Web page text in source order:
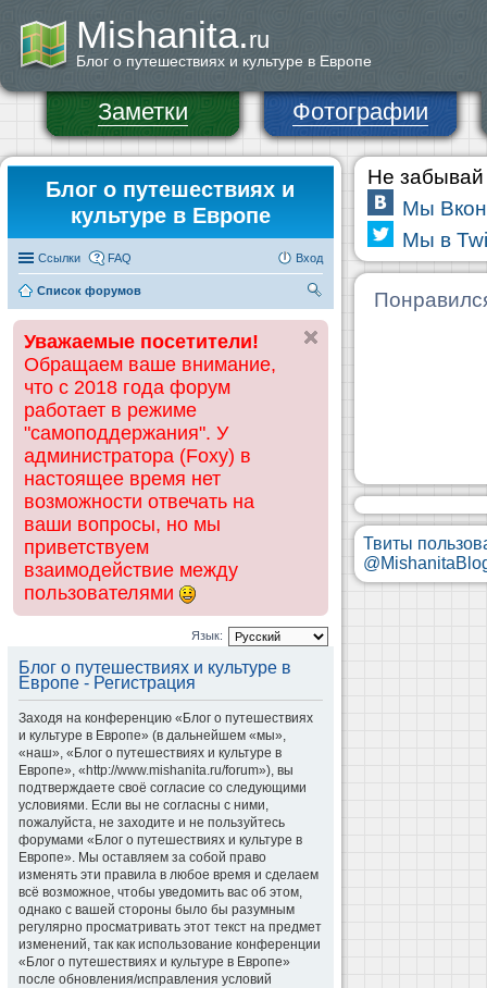
Mishanita.ru
Блог о путешествиях и культуре в Европе
Заметки Фотографии
Блог о путешествиях и
культуре в Европе
Ссылки FAQ Вход
Список форумов
ск
Уважаемые посетители!
Обращаем ваше внимание,
что с 2018 года форум
работает в режиме
"самоподдержания". У
администратора (Foxy) в
настоящее время нет
возможности отвечать на
ваши вопросы, но мы
приветствуем
взаимодействие между
пользователями
Язык:
Блог о путешествиях и культуре в
Европе - Регистрация
Заходя на конференцию «Блог о путешествиях
и культуре в Европе» (в дальнейшем «мы»,
«наш», «Блог о путешествиях и культуре в
Европе», «http://www.mishanita.ru/forum»), вы
подтверждаете своё согласие со следующими
условиями. Если вы не согласны с ними,
пожалуйста, не заходите и не пользуйтесь
форумами «Блог о путешествиях и культуре в
Европе». Мы оставляем за собой право
изменять эти правила в любое время и сделаем
всё возможное, чтобы уведомить вас об этом,
однако с вашей стороны было бы разумным
регулярно просматривать этот текст на предмет
изменений, так как использование конференции
«Блог о путешествиях и культуре в Европе»
после обновления/исправления условий
Не забывай
Мы
Мы в
Твиты